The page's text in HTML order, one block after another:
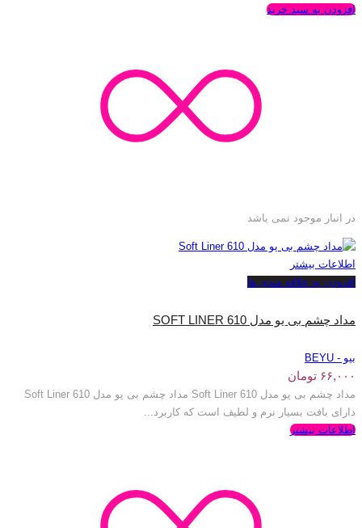
افزودن به سبد خرید
در انبار موجود نمی باشد
اطلاعات بیشتر
افزودن به علاقه مندی ها
مداد چشم بی یو مدل SOFT LINER 610
بیو - BEYU
۶۶,۰۰۰ تومان
مداد چشم بی یو مدل Soft Liner 610 مداد چشم بی یو مدل Soft Liner 610
دارای بافت بسیار نرم و لطیف است که کاربرد...
اطلاعات بیشتر